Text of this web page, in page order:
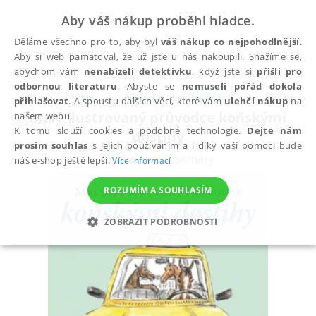
Eknihy Sport, zdraví a životní styl Sport
Malý ilustrovaný průvodce koňskými
dostihy
Coatesová Rosemary
Aby váš nákup proběhl hladce.
Děláme všechno pro to, aby bylváš nákup co nejpohodlnější.
Aby si web pamatoval, že už jste u nás nakoupili. Snažíme se,
abychom vám nenabízeli detektivku, když jste si přišli pro
odbornou literaturu. Abyste se nemuseli pořád dokola
přihlašovat. A spoustu dalších věcí, které vám ulehčí nákup na
našem webu.
K tomu slouží cookies a podobné technologie. Dejte nám
prosím souhlas s jejich používáním a i díky vaší pomoci bude
náš e-shop ještě lepší.Více informací
ROZUMÍM A SOUHLASÍM
ZOBRAZIT PODROBNOSTI
NEZBYTNÉ ANALYTICKÉ MARKETINGOVÉ
NEZAŘAZENÉ SOUBORY